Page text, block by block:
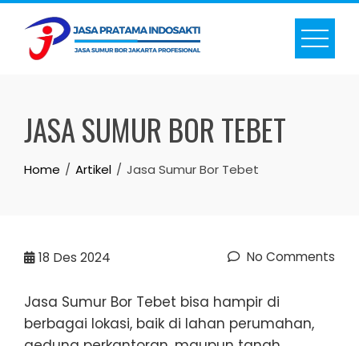
Skip
content
JASA SUMUR BOR TEBET
Home Artikel Jasa Sumur Bor Tebet
18 Des 2024 No Comments
Jasa Sumur Bor Tebet bisa hampir di
berbagai lokasi, baik di lahan perumahan,